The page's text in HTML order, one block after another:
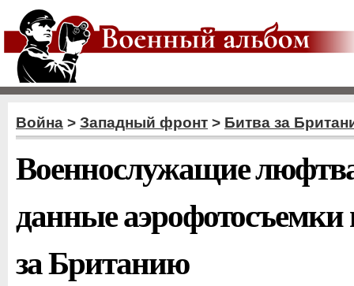
Война > Западный фронт > Битва за
Военнослужащие
данные
за Британию